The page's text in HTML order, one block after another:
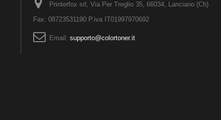
Printerfox srl, Via Per Treglio 35, 66034, Lanciano (Ch)
Fax: 08723531190 P.iva IT01997970692
Email: supporto@colortoner.it